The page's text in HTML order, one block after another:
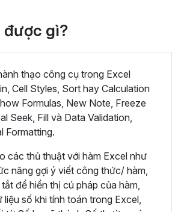
được gì?
thạo công cụ trong Excel
Cell Styles, Sort hay Calculation
Formulas, New Note, Freeze
Seek, Fill và Data Validation,
Formatting.
các thủ thuật với hàm Excel như
năng gợi ý viết công thức/ hàm,
để hiển thị cú pháp của hàm,
liệu số khi tính toán trong Excel,